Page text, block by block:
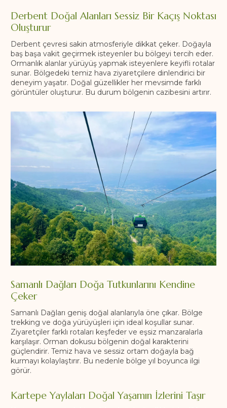
Derbent Doğal Alanları Sessiz Bir Kaçış Noktası
Oluşturur
Derbent çevresi sakin atmosferiyle dikkat çeker. Doğayla
baş başa vakit geçirmek isteyenler bu bölgeyi tercih eder.
Ormanlık alanlar yürüyüş yapmak isteyenlere keyifli rotalar
sunar. Bölgedeki temiz hava ziyaretçilere dinlendirici bir
deneyim yaşatır. Doğal güzellikler her mevsimde farklı
görüntüler oluşturur. Bu durum bölgenin cazibesini artırır.
Samanlı Dağları Doğa Tutkunlarını Kendine
Çeker
Samanlı Dağları geniş doğal alanlarıyla öne çıkar. Bölge
trekking ve doğa yürüyüşleri için ideal koşullar sunar.
Ziyaretçiler farklı rotaları keşfeder ve eşsiz manzaralarla
karşılaşır. Orman dokusu bölgenin doğal karakterini
güçlendirir. Temiz hava ve sessiz ortam doğayla bağ
kurmayı kolaylaştırır. Bu nedenle bölge yıl boyunca ilgi
görür.
Kartepe Yaylaları Doğal Yaşamın İzlerini Taşır